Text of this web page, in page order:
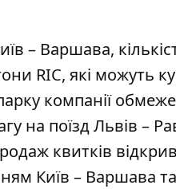
– Варшава,
RIC, які можуть
компанії
на поїзд Львів –
квитків
Київ – Варшава